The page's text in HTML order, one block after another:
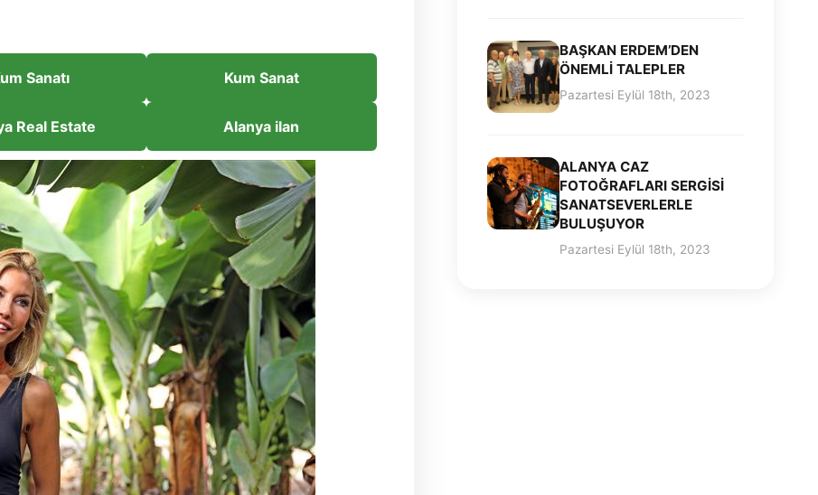
Sanatı Kum Sanat
Real Estate Alanya ilan
BAŞKAN ERDEM’DEN
ÖNEMLİ TALEPLER
Pazartesi Eylül 18th, 2023
ALANYA CAZ
FOTOĞRAFLARI SERGİSİ
SANATSEVERLERLE
BULUŞUYOR
Pazartesi Eylül 18th, 2023